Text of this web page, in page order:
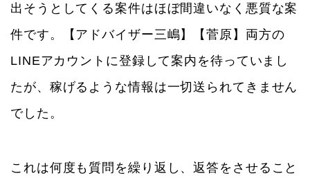
出そうとしてくる案件はほぼ間違いなく悪質な案
件です。【アドバイザー三嶋】【菅原】両方の
LINEアカウントに登録して案内を待っていまし
たが、稼げるような情報は一切送られてきません
でした。
これは何度も質問を繰り返し、返答をさせること